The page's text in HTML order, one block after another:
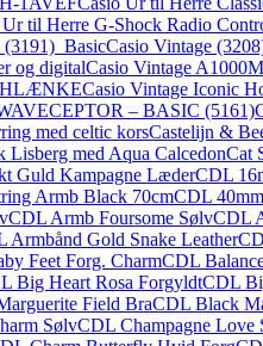
Ur til Herre G-Shock Radio
Casio Vintage
og digitalCasio Vintage
Casio Vintage Iconic
– BASIC (5161)
med celtic korsCastelijn &
med Aqua CalcedonCat
Guld Kampagne LæderCDL
Armb Black 70cmCDL
CDL Armb Foursome SølvCDL
Armbånd Gold Snake Leather
Feet Forg. CharmCDL
Big Heart Rosa ForgyldtCDL
Field BraCDL Black
SølvCDL Champagne Love